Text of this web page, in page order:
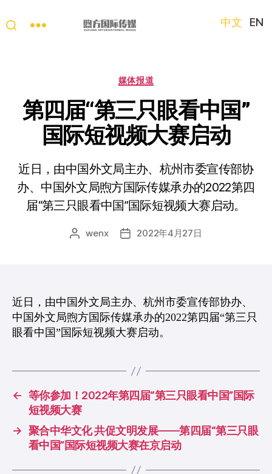
只
眼
看
中
国”
国
短
视
频
大
中文 EN
分
媒体报道
第四届“第三只眼看中国”
国际短视频大赛启动
近日，由中国外文局主办、杭州市委宣传部协
办、中国外文局煦方国际传媒承办的2022第四
届“第三只眼看中国”国际短视频大赛启动。
文 wenx
发 2022年4月27日
近日，由中国外文局主办、杭州市委宣传部协办、
中国外文局煦方国际传媒承办的2022第四届“第三只
眼看中国”国际短视频大赛启动。
← 等你参加！2022年第四届“第三只眼看中国”国际
短视频大赛
→ 聚合中华文化 共促文明发展——第四届“第三只眼
看中国”国际短视频大赛在京启动